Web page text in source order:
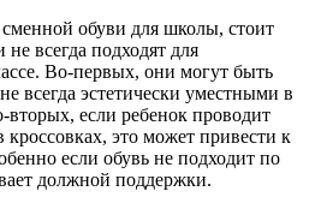
обуви для школы, стоит
всегда подходят для
Во-первых, они могут быть
всегда эстетически уместными в
если ребенок проводит
это может привести к
если обувь не подходит по
должной поддержки.